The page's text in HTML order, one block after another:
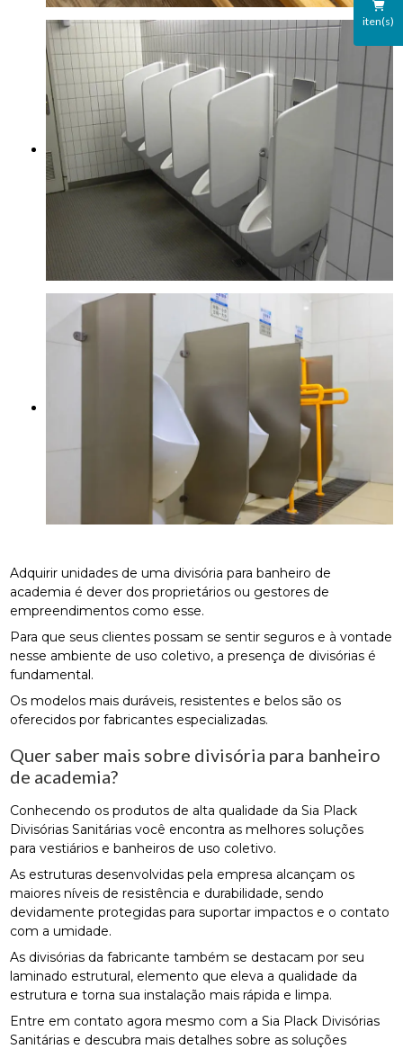
iten(s)
Adquirir unidades de uma divisória para banheiro de
academia é dever dos proprietários ou gestores de
empreendimentos como esse.
Para que seus clientes possam se sentir seguros e à vontade
nesse ambiente de uso coletivo, a presença de divisórias é
fundamental.
Os modelos mais duráveis, resistentes e belos são os
oferecidos por fabricantes especializadas.
Quer saber mais sobre divisória para banheiro
de academia?
Conhecendo os produtos de alta qualidade da Sia Plack
Divisórias Sanitárias você encontra as melhores soluções
para vestiários e banheiros de uso coletivo.
As estruturas desenvolvidas pela empresa alcançam os
maiores níveis de resistência e durabilidade, sendo
devidamente protegidas para suportar impactos e o contato
com a umidade.
As divisórias da fabricante também se destacam por seu
laminado estrutural, elemento que eleva a qualidade da
estrutura e torna sua instalação mais rápida e limpa.
Entre em contato agora mesmo com a Sia Plack Divisórias
Sanitárias e descubra mais detalhes sobre as soluções